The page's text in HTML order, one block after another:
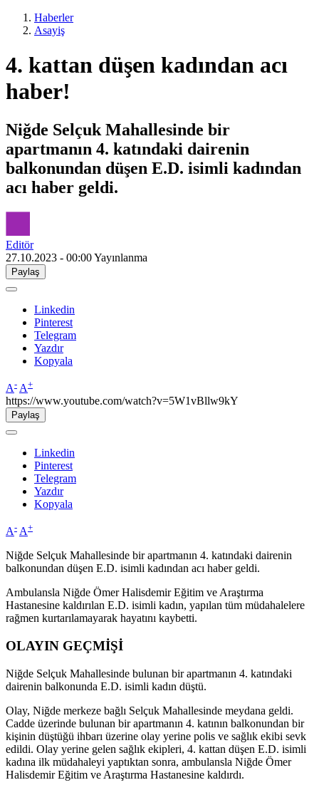
Haberler
Asayiş
4. kattan düşen kadından acı
haber!
Niğde Selçuk Mahallesinde bir
apartmanın 4. katındaki dairenin
balkonundan düşen E.D. isimli kadından
acı haber geldi.
Editör
27.10.2023 - 00:00Yayınlanma
Paylaş
Linkedin
Pinterest
Telegram
Yazdır
Kopyala
A- A+
https://www.youtube.com/watch?v=5W1vBllw9kY
Paylaş
Linkedin
Pinterest
Telegram
Yazdır
Kopyala
A- A+
Niğde Selçuk Mahallesinde bir apartmanın 4. katındaki dairenin
balkonundan düşen E.D. isimli kadından acı haber geldi.
Ambulansla Niğde Ömer Halisdemir Eğitim ve Araştırma
Hastanesine kaldırılan E.D. isimli kadın, yapılan tüm müdahalelere
rağmen kurtarılamayarak hayatını kaybetti.
OLAYIN GEÇMİŞİ
Niğde Selçuk Mahallesinde bulunan bir apartmanın 4. katındaki
dairenin balkonunda E.D. isimli kadın düştü.
Olay, Niğde merkeze bağlı Selçuk Mahallesinde meydana geldi.
Cadde üzerinde bulunan bir apartmanın 4. katının balkonundan bir
kişinin düştüğü ihbarı üzerine olay yerine polis ve sağlık ekibi sevk
edildi. Olay yerine gelen sağlık ekipleri, 4. kattan düşen E.D. isimli
kadına ilk müdahaleyi yaptıktan sonra, ambulansla Niğde Ömer
Halisdemir Eğitim ve Araştırma Hastanesine kaldırdı.